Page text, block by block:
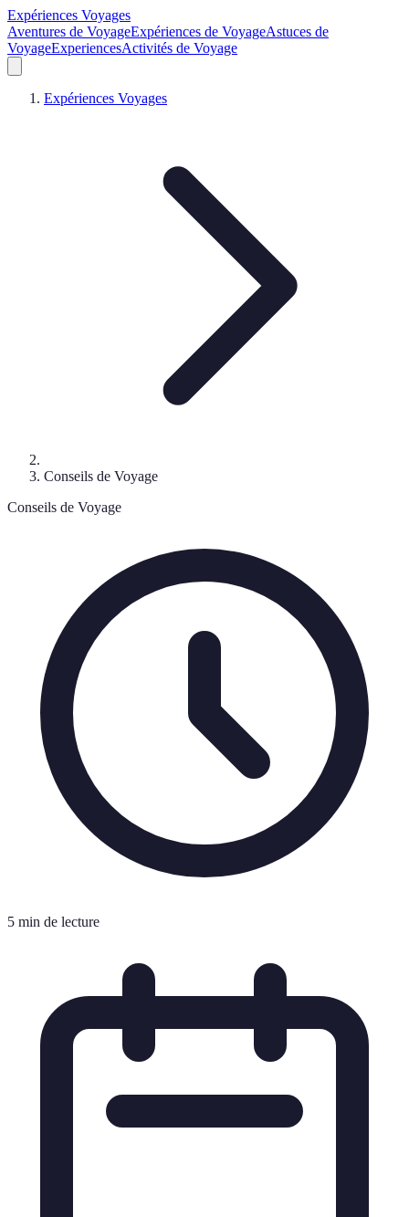
Expériences Voyages
Aventures de VoyageExpériences de VoyageAstuces de
VoyageExperiencesActivités de Voyage
Expériences Voyages
Conseils de Voyage
Conseils de Voyage
5 min de lecture